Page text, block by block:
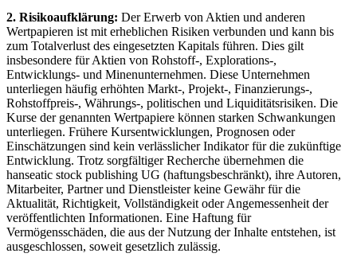
2. Risikoaufklärung: Der Erwerb von Aktien und anderen
Wertpapieren ist mit erheblichen Risiken verbunden und kann bis
zum Totalverlust des eingesetzten Kapitals führen. Dies gilt
insbesondere für Aktien von Rohstoff-, Explorations-,
Entwicklungs- und Minenunternehmen. Diese Unternehmen
unterliegen häufig erhöhten Markt-, Projekt-, Finanzierungs-,
Rohstoffpreis-, Währungs-, politischen und Liquiditätsrisiken. Die
Kurse der genannten Wertpapiere können starken Schwankungen
unterliegen. Frühere Kursentwicklungen, Prognosen oder
Einschätzungen sind kein verlässlicher Indikator für die zukünftige
Entwicklung. Trotz sorgfältiger Recherche übernehmen die
hanseatic stock publishing UG (haftungsbeschränkt), ihre Autoren,
Mitarbeiter, Partner und Dienstleister keine Gewähr für die
Aktualität, Richtigkeit, Vollständigkeit oder Angemessenheit der
veröffentlichten Informationen. Eine Haftung für
Vermögensschäden, die aus der Nutzung der Inhalte entstehen, ist
ausgeschlossen, soweit gesetzlich zulässig.